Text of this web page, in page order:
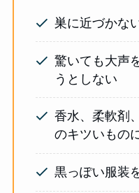
巣に近づかな
驚いても大声
うとしない
香水、柔軟剤
のキツいもの
黒っぽい服装